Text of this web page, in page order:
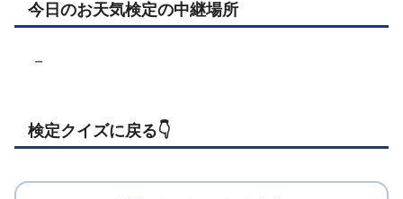
今日のお天気検定の中継場所
－
検定クイズに戻る👇️